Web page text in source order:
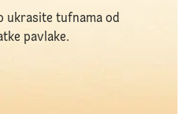
ukrasite tufnama od
pavlake.